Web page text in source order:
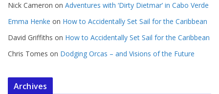
Nick Cameron on Adventures with ‘Dirty Dietmar’ in Cabo Verde
Emma Henke on How to Accidentally Set Sail for the Caribbean
David Griffiths on How to Accidentally Set Sail for the Caribbean
Chris Tomes on Dodging Orcas – and Visions of the Future
Archives